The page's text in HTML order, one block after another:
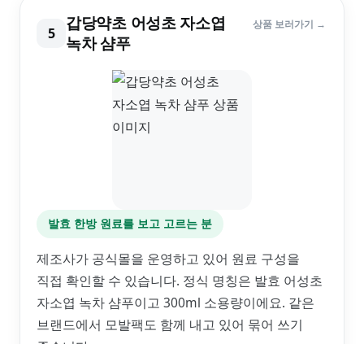
5
갑당약초 어성초 자소엽
녹차 샴푸
상품 보러가기 →
발효 한방 원료를 보고 고르는 분
제조사가 공식몰을 운영하고 있어 원료 구성을
직접 확인할 수 있습니다. 정식 명칭은 발효 어성초
자소엽 녹차 샴푸이고 300ml 소용량이에요. 같은
브랜드에서 모발팩도 함께 내고 있어 묶어 쓰기